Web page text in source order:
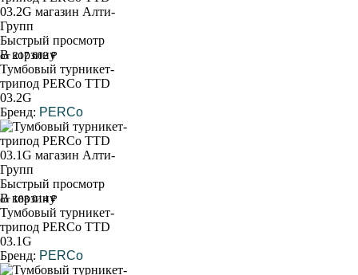
Быстрый просмотр
В корзину
от 217 602 ₽
Тумбовый турникет-
трипод PERCo TTD
03.2G
Бренд: PERCo
Быстрый просмотр
В корзину
от 188 014 ₽
Тумбовый турникет-
трипод PERCo TTD
03.1G
Бренд: PERCo